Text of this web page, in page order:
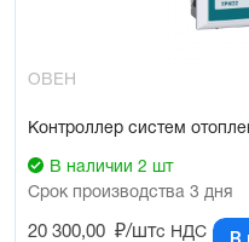
ОВЕН
Контроллер систем
В наличии 2 шт
Срок производства 3 дня
20 300,00 ₽/штс НДС